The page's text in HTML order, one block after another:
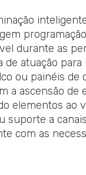
durante as
de atuação
ou painéis de
a ascensão de
elementos ao
suporte a
com as